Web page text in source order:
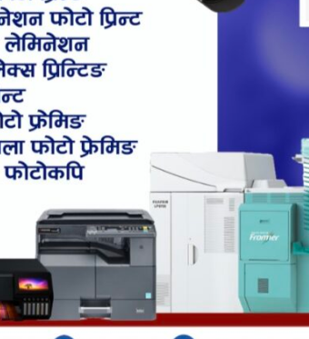
7996 Shares
थपिएका छन्।
पर्साका १७ जनामा कोरोनाभाइरस पुष्टि भएको हो।
९९ पुगेको छ।